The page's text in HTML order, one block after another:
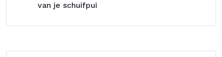
van je schuifpui